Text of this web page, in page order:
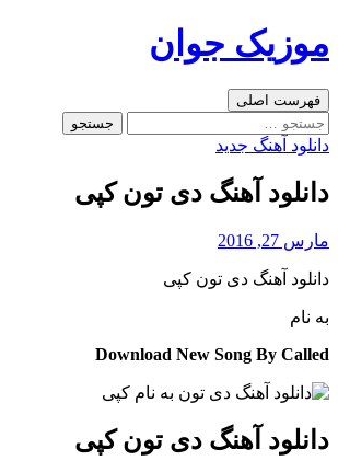
به
موزیک جوان
جست‌وجو
فهرست اصلی
جستجو
برای:
دانلود آهنگ جدید
دانلود آهنگ دی تون کپی
مارس 27, 2016
دانلود آهنگ دی تون کپی
به نام
Download New Song By Called
دانلود آهنگ دی تون کپی